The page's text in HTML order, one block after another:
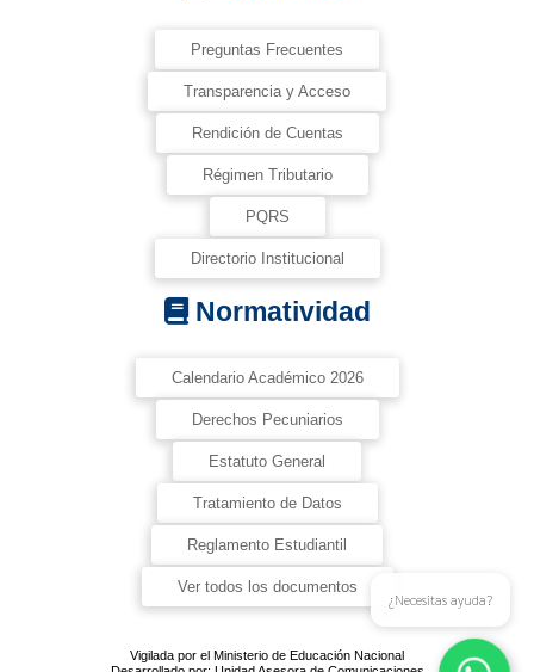
Preguntas Frecuentes
Transparencia y Acceso
Rendición de Cuentas
Régimen Tributario
PQRS
Directorio Institucional
Normatividad
Calendario Académico 2026
Derechos Pecuniarios
Estatuto General
Tratamiento de Datos
Reglamento Estudiantil
Ver todos los documentos
Vigilada por el Ministerio de Educación Nacional
¿Necesitas ayuda?